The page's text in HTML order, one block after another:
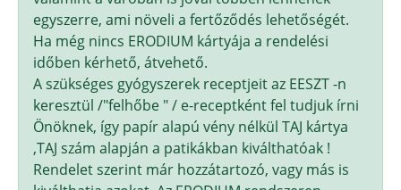
egyszerre, ami növeli a fertőződés lehetőségét.
Ha még nincs ERODIUM kártyája a rendelési
időben kérhető, átvehető.
A szükséges gyógyszerek receptjeit az EESZT -n
keresztül /"felhőbe " / e-receptként fel tudjuk írni
Önöknek, így papír alapú vény nélkül TAJ kártya
,TAJ szám alapján a patikákban kiválthatóak !
Rendelet szerint már hozzátartozó, vagy más is